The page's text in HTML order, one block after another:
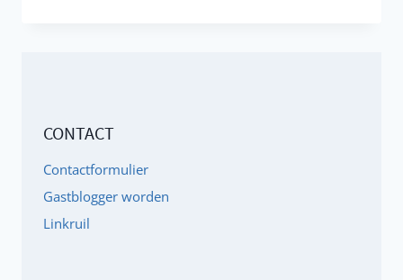
NOS
CONTACT
Contactformulier
Gastblogger worden
Linkruil